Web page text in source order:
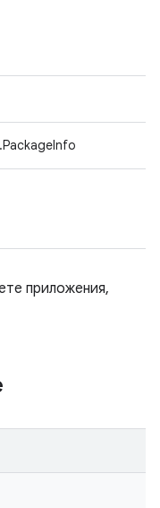
приложения,